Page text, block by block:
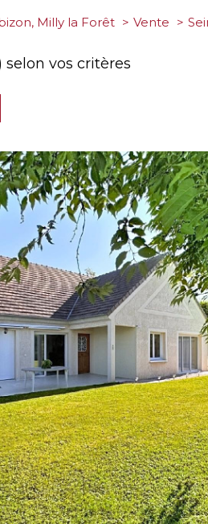
Milly la Forêt Vente
selon vos critères